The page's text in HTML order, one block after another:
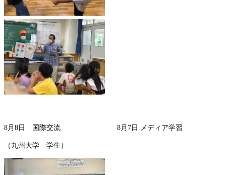
8月8日 国際交流 8月7日 メディア学習
（九州大学 学生）